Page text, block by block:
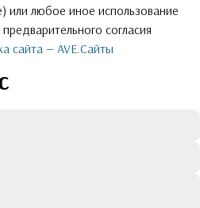
или любое иное использование
согласия
сайта — AVE.Сайты